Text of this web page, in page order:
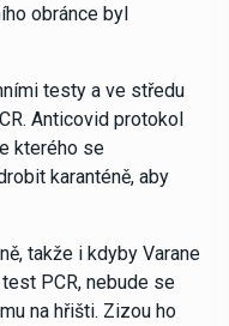
obránce byl
testy a ve středu
Anticovid protokol
kterého se
karanténě, aby
takže i kdyby Varane
PCR, nebude se
na hřišti. Zizou ho